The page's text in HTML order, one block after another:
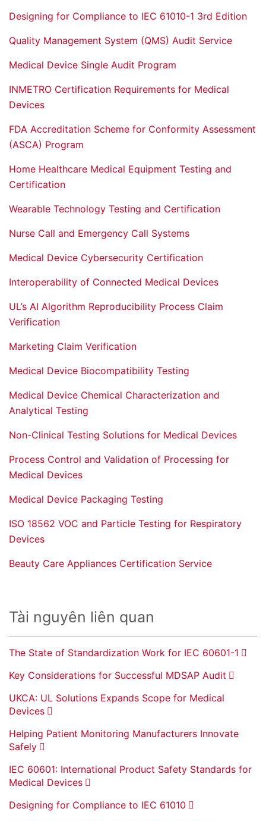
Designing for Compliance to IEC 61010-1 3rd Edition
Quality Management System (QMS) Audit Service
Medical Device Single Audit Program
INMETRO Certification Requirements for Medical
Devices
FDA Accreditation Scheme for Conformity Assessment
(ASCA) Program
Home Healthcare Medical Equipment Testing and
Certification
Wearable Technology Testing and Certification
Nurse Call and Emergency Call Systems
Medical Device Cybersecurity Certification
Interoperability of Connected Medical Devices
UL’s AI Algorithm Reproducibility Process Claim
Verification
Marketing Claim Verification
Medical Device Biocompatibility Testing
Medical Device Chemical Characterization and
Analytical Testing
Non-Clinical Testing Solutions for Medical Devices
Process Control and Validation of Processing for
Medical Devices
Medical Device Packaging Testing
ISO 18562 VOC and Particle Testing for Respiratory
Devices
Beauty Care Appliances Certification Service
Tài nguyên liên quan
The State of Standardization Work for IEC 60601-1
Key Considerations for Successful MDSAP Audit
UKCA: UL Solutions Expands Scope for Medical
Devices
Helping Patient Monitoring Manufacturers Innovate
Safely
IEC 60601: International Product Safety Standards for
Medical Devices
Designing for Compliance to IEC 61010